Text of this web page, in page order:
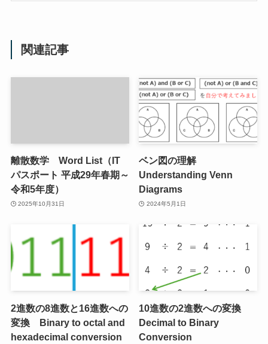
関連記事
離散数学 Word List（IT
パスポート 平成29年春期～
令和5年度）
2025年10月31日
ベン図の理解
Understanding Venn
Diagrams
2024年5月1日
2進数の8進数と16進数への
変換 Binary to octal and
hexadecimal conversion
10進数の2進数への変換
Decimal to Binary
Conversion